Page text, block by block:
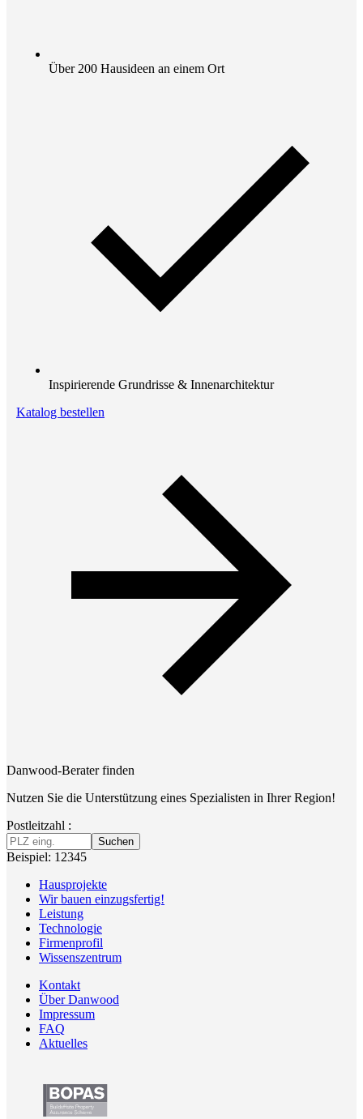
Über 200 Hausideen an einem Ort
Inspirierende Grundrisse & Innenarchitektur
Katalog bestellen
Danwood-Berater finden
Nutzen Sie die Unterstützung eines Spezialisten in Ihrer Region!
Postleitzahl :
Suchen
Beispiel: 12345
Hausprojekte
Wir bauen einzugsfertig!
Leistung
Technologie
Firmenprofil
Wissenszentrum
Kontakt
Über Danwood
Impressum
FAQ
Aktuelles